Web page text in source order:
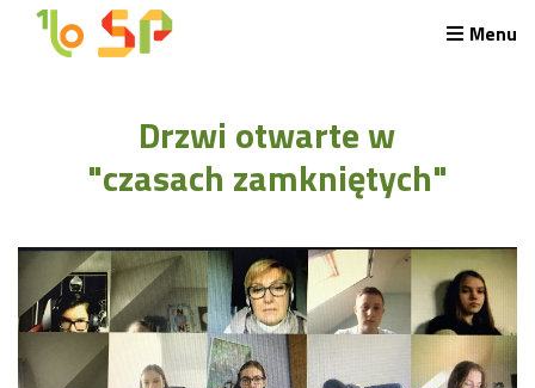
Menu
Potrzebne dokumenty
Przykładowe arkusze egzaminu wstępnego
Stypendia naukowe
Plan nauczania liceum 4-letniego
Archiwalna strona Szkoły
Drzwi otwarte w
"czasach zamkniętych"